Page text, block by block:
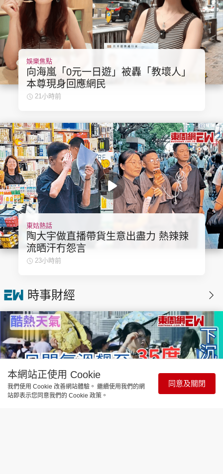
娛樂焦點
向海嵐「0元一日遊」被轟「教壞人」
本尊現身回應網民
21小時前
東姑熱話
陶大宇做直播帶貨生意出盡力 熱辣辣
流晒汗冇怨言
23小時前
時事財經
本網站正使用 Cookie
我們使用 Cookie 改善網站體驗。 繼續使用我們的網
站即表示您同意我們的 Cookie 政策。
同意及關閉